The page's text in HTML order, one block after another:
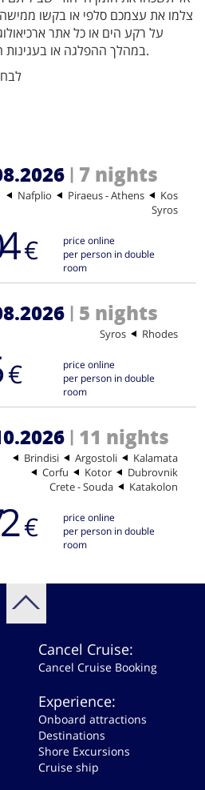
צלמו את עצמכם סלפי או בקשו
על רקע הים או כל אתר
במהלך ההפלגה או בעגינות השונות. מזכרת בלתי נשכחת.
| 7 nights
Kos
Piraeus - Athens
Nafplio
Syros
€
price online
per person in double
room
| 5 nights
Rhodes
Syros
€
price online
per person in double
room
| 11 nights
Kalamata
Argostoli
Brindisi
Dubrovnik
Kotor
Corfu
Katakolon
Crete - Souda
€
price online
per person in double
room
Cancel Cruise:
Cancel Cruise Booking
Experience:
Onboard attractions
Destinations
Shore Excursions
Cruise ship